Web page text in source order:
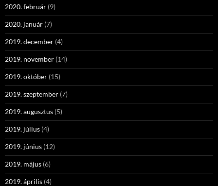
2020. február (9)
2020. január (7)
2019. december (4)
2019. november (14)
2019. október (15)
2019. szeptember (7)
2019. augusztus (5)
2019. július (4)
2019. június (12)
2019. május (6)
2019. április (4)